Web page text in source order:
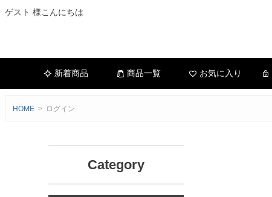
ゲスト 様こんにちは
新着商品 商品一覧 お気に入り
HOME ログイン
Category